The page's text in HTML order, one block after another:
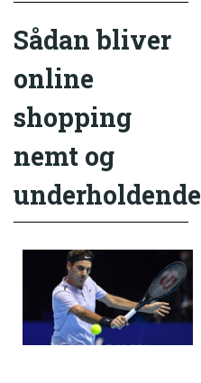
Sådan bliver
online
shopping
nemt og
underholdende